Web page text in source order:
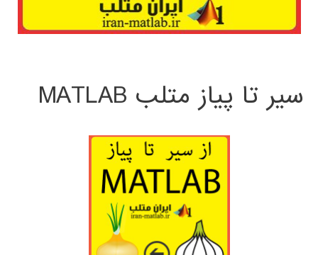
سیر تا پیاز متلب MATLAB